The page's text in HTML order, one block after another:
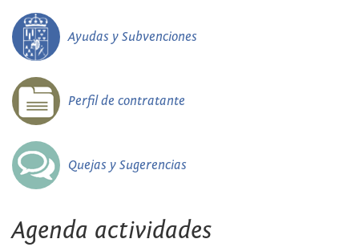
Ayudas y Subvenciones
Perfil de contratante
Quejas y Sugerencias
Agenda actividades